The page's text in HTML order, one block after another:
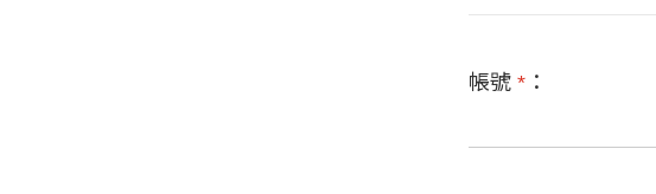
帳號 * ：